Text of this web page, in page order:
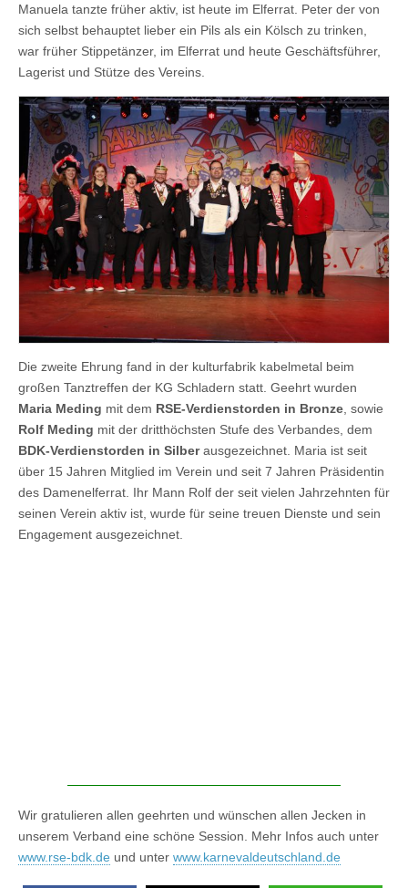
Manuela tanzte früher aktiv, ist heute im Elferrat. Peter der von
sich selbst behauptet lieber ein Pils als ein Kölsch zu trinken,
war früher Stippetänzer, im Elferrat und heute Geschäftsführer,
Lagerist und Stütze des Vereins.
Die zweite Ehrung fand in der kulturfabrik kabelmetal beim
großen Tanztreffen der KG Schladern statt. Geehrt wurden
Maria Meding mit dem RSE-Verdienstorden in Bronze , sowie
Rolf Meding mit der dritthöchsten Stufe des Verbandes, dem
BDK-Verdienstorden in Silberausgezeichnet. Maria ist seit
über 15 Jahren Mitglied im Verein und seit 7 Jahren Präsidentin
des Damenelferrat. Ihr Mann Rolf der seit vielen Jahrzehnten für
seinen Verein aktiv ist, wurde für seine treuen Dienste und sein
Engagement ausgezeichnet.
Wir gratulieren allen geehrten und wünschen allen Jecken in
unserem Verband eine schöne Session. Mehr Infos auch unter
www.rse-bdk.de und unter www.karnevaldeutschland.de